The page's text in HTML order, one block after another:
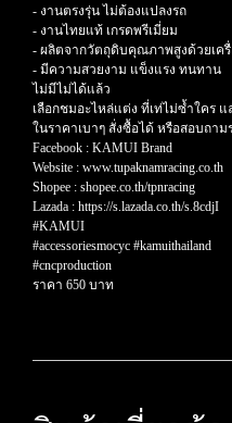
- งานตรงรุ่น ไม่ต้องแปลงรถ
- งานไทยแท้ เกรดพรีเมี่ยม
- ผลิตจากวัตถุดิบคุณภาพสูงด้วยเค
- มีความสวยงาม แข็งแรง ทนทาน
ไม่มีไม่ได้แล้ว
เลือกชมอะไหล่แต่ง ที่เท่ไม่ซ้ำใคร
ในราคาเบาๆ สั่งซื้อได้ หรือสอบถามร
Facebook : KAMUI Brand
Website : www.tupaknamracing.co.th
Shopee : shopee.co.th/tpnracing
Lazada : https://s.lazada.co.th/s.8cdjI
#KAMUI
#accessoriesmocyc #kamuithailand
#cncproduction
ราคา 650 บาท